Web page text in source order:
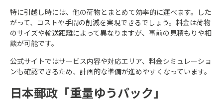
特に引越し時には、他の荷物とまとめて効率的に運べます。した
がって、コストや手間の削減を実現できるでしょう。料金は荷物
のサイズや輸送距離によって異なりますが、事前の見積もりや相
談が可能です。
公式サイトではサービス内容や対応エリア、料金シミュレーショ
ンも確認できるため、計画的な準備が進めやすくなっています。
日本郵政「重量ゆうパック」